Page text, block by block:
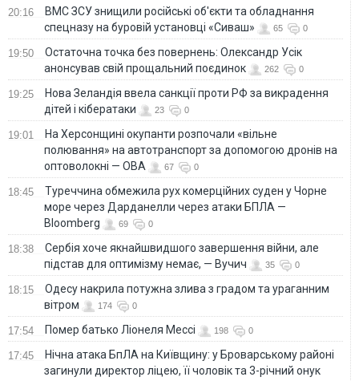
20:16
ВМС ЗСУ знищили російські об'єкти та обладнання
спецназу на буровій установці «Сиваш»
65 0
19:50
Остаточна точка без повернень: Олександр Усік
анонсував свій прощальний поєдинок
262 0
19:25
Нова Зеландія ввела санкції проти РФ за викрадення
дітей і кібератаки
23 0
19:01
На Херсонщині окупанти розпочали «вільне
полювання» на автотранспорт за допомогою дронів на
оптоволокні — ОВА
67 0
18:45
Туреччина обмежила рух комерційних суден у Чорне
море через Дарданелли через атаки БПЛА —
Bloomberg
69 0
18:38
Сербія хоче якнайшвидшого завершення війни, але
підстав для оптимізму немає, — Вучич
35 0
18:15
Одесу накрила потужна злива з градом та ураганним
вітром
174 0
17:54 Помер батько Ліонеля Мессі 198 0
17:45
Нічна атака БпЛА на Київщину: у Броварському районі
загинули директор ліцею, її чоловік та 3-річний онук